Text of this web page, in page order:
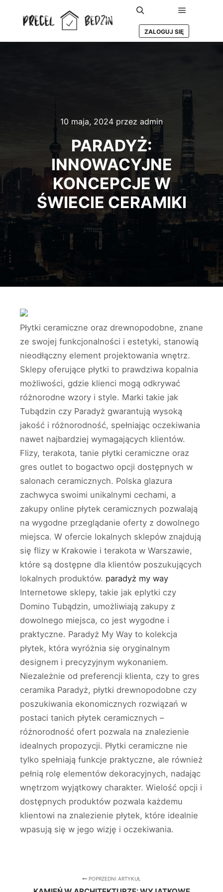
Szukaj Główne
ZALOGUJ SIĘ
10 maja, 2024 przez admin
PARADYŻ:
INNOWACYJNE
KONCEPCJE W
ŚWIECIE CERAMIKI
Płytki ceramiczne oraz drewnopodobne, znane
ze swojej funkcjonalności i estetyki, stanowią
nieodłączny element projektowania wnętrz.
Sklepy oferujące płytki to prawdziwa kopalnia
możliwości, gdzie klienci mogą odkrywać
różnorodne wzory i style. Marki takie jak
Tubądzin czy Paradyż gwarantują wysoką
jakość i różnorodność, spełniając oczekiwania
nawet najbardziej wymagających klientów.
Flizy, terakota, tanie płytki ceramiczne oraz
gres outlet to bogactwo opcji dostępnych w
salonach ceramicznych. Polska glazura
zachwyca swoimi unikalnymi cechami, a
zakupy online płytek ceramicznych pozwalają
na wygodne przeglądanie oferty z dowolnego
miejsca. W ofercie lokalnych sklepów znajdują
się flizy w Krakowie i terakota w Warszawie,
które są dostępne dla klientów poszukujących
lokalnych produktów. paradyż my way
Internetowe sklepy, takie jak eplytki czy
Domino Tubądzin, umożliwiają zakupy z
dowolnego miejsca, co jest wygodne i
praktyczne. Paradyż My Way to kolekcja
płytek, która wyróżnia się oryginalnym
designem i precyzyjnym wykonaniem.
Niezależnie od preferencji klienta, czy to gres
ceramika Paradyż, płytki drewnopodobne czy
poszukiwania ekonomicznych rozwiązań w
postaci tanich płytek ceramicznych –
różnorodność ofert pozwala na znalezienie
idealnych propozycji. Płytki ceramiczne nie
tylko spełniają funkcje praktyczne, ale również
pełnią rolę elementów dekoracyjnych, nadając
wnętrzom wyjątkowy charakter. Wielość opcji i
dostępnych produktów pozwala każdemu
klientowi na znalezienie płytek, które idealnie
wpasują się w jego wizję i oczekiwania.
POPRZEDNI ARTYKUŁ